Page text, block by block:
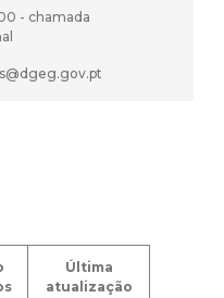
- chamada
Última
atualização